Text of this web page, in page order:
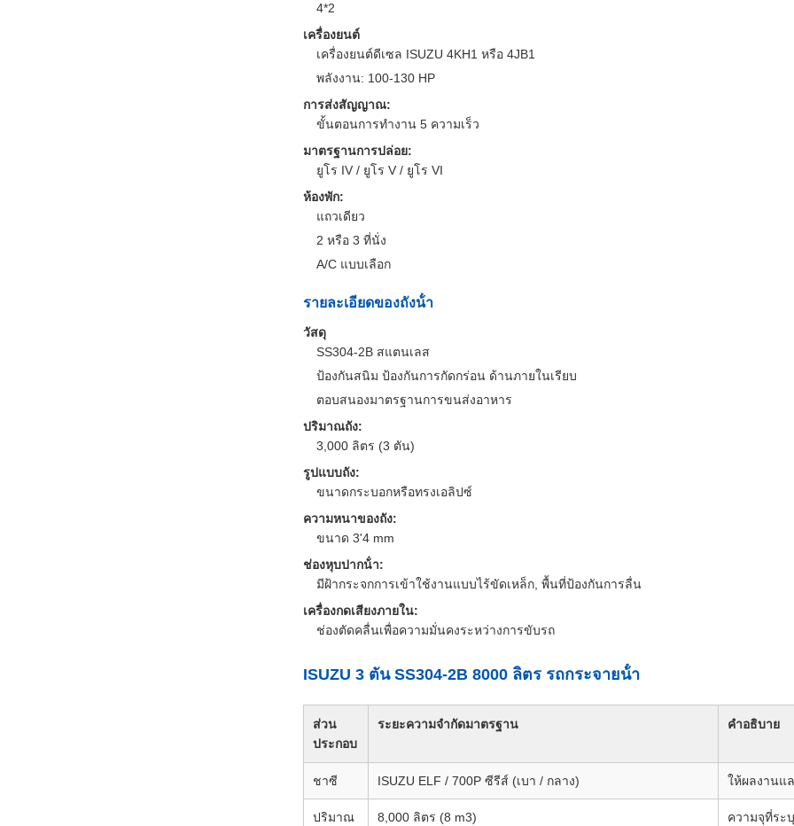
4*2
เครื่องยนต์
เครื่องยนต์ดีเซล ISUZU 4KH1 หรือ 4JB1
พลังงาน: 100-130 HP
การส่งสัญญาณ:
ขั้นตอนการทํางาน 5 ความเร็ว
มาตรฐานการปล่อย:
ยูโร IV / ยูโร V / ยูโร VI
ห้องพัก:
แถวเดียว
2 หรือ 3 ที่นั่ง
A/C แบบเลือก
รายละเอียดของถังน้ํา
วัสดุ
SS304-2B สแตนเลส
ป้องกันสนิม ป้องกันการกัดกร่อน ด้านภายในเรียบ
ตอบสนองมาตรฐานการขนส่งอาหาร
ปริมาณถัง:
3,000 ลิตร (3 ตัน)
รูปแบบถัง:
ขนาดกระบอกหรือทรงเอลิปซ์
ความหนาของถัง:
ขนาด 3'4 mm
ช่องหุบปากน้ํา:
มีฝ้ากระจกการเข้าใช้งานแบบไร้ขัดเหล็ก, พื้นที่ป้องกันการลื่น
เครื่องกดเสียงภายใน:
ช่องตัดคลื่นเพื่อความมั่นคงระหว่างการขับรถ
ISUZU 3 ตัน SS304-2B 8000 ลิตร รถกระจายน้ํา
ส่วน
ประกอบ
ระยะความจํากัดมาตรฐาน คําอธิบาย
ชาซี ISUZU ELF / 700P ซีรีส์ (เบา / กลาง) ให้ผลงานแ
ปริมาณ 8,000 ลิตร (8 m3) ความจุที่ระ